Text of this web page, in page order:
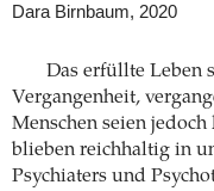
Dara Birnbaum, 2020
Das erfüllte Leben
Vergangenheit,
Menschen seien
blieben reichhaltig in
Psychiaters und